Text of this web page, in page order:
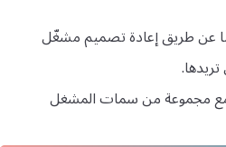
عن طريق إعادة تصميم مشغّل
تريدها.
مجموعة من سمات المشغل